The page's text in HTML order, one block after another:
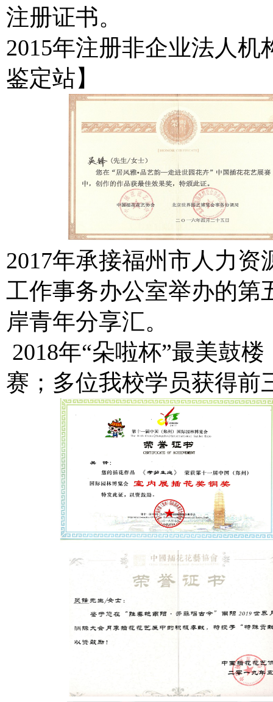
注册证书。
2015年注册非企业法人
鉴定站】
2017年承接福州市人力
工作事务办公室举办的
岸青年分享汇。
2018年“朵啦杯”最美鼓
赛；多位我校学员获得